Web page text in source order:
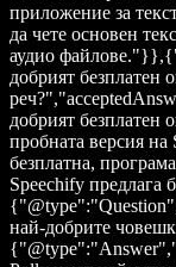
приложение за
да чете основен
аудио
добрият безплатен
добрият безплатен
пробната версия
безплатна,
Speechify предлага
най-добрите